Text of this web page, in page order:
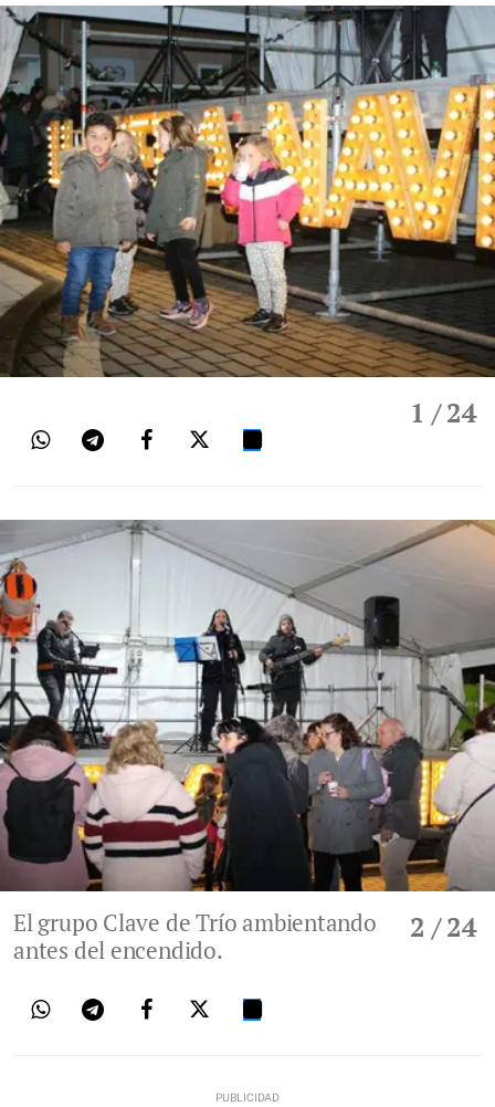
1 / 24
2 / 24
El grupo Clave de Trío ambientando
antes del encendido.